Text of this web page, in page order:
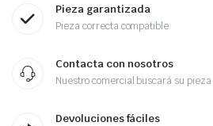
Pieza garantizada
Pieza correcta compatible
Contacta con nosotros
Nuestro comercial buscará su pieza
Devoluciones fáciles